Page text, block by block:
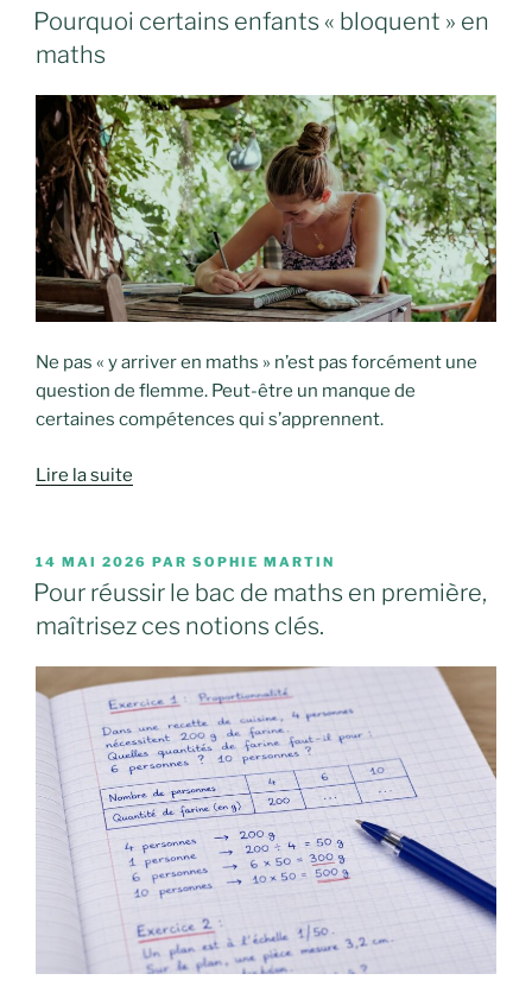
LE
Pourquoi certains enfants « bloquent » en
maths
Ne pas « y arriver en maths » n’est pas forcément une
question de flemme. Peut-être un manque de
certaines compétences qui s’apprennent.
Lire la suite
PUBLIÉ
LE
14 MAI 2026 PAR SOPHIE MARTIN
Pour réussir le bac de maths en première,
maîtrisez ces notions clés.